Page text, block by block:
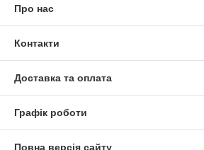
Про нас
Контакти
Доставка та оплата
Графік роботи
Повна версія сайту